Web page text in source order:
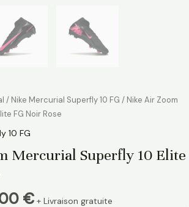
/ Nike Mercurial Superfly 10 FG / Nike Air Zoom
FG Noir Rose
10 FG
Mercurial Superfly 10 Elite
€ + Livraison gratuite